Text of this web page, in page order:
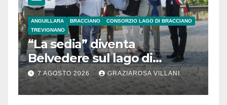
ANGUILLARA BRACCIANO
CONSORZIO LAGO DI BRACCIANO
TREVIGNANO
“La sedia” diventa
Belvedere sul lago di
Bracciano: ieri
l’inaugurazione
7 AGOSTO 2026 GRAZIAROSA VILLANI